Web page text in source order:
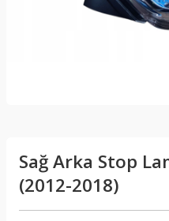
Sağ Arka Stop
(2012-2018)